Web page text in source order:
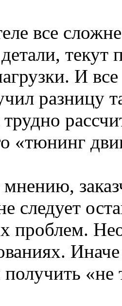
все
текут
И
разницу
«тюнинг
следует
проблем.
«не